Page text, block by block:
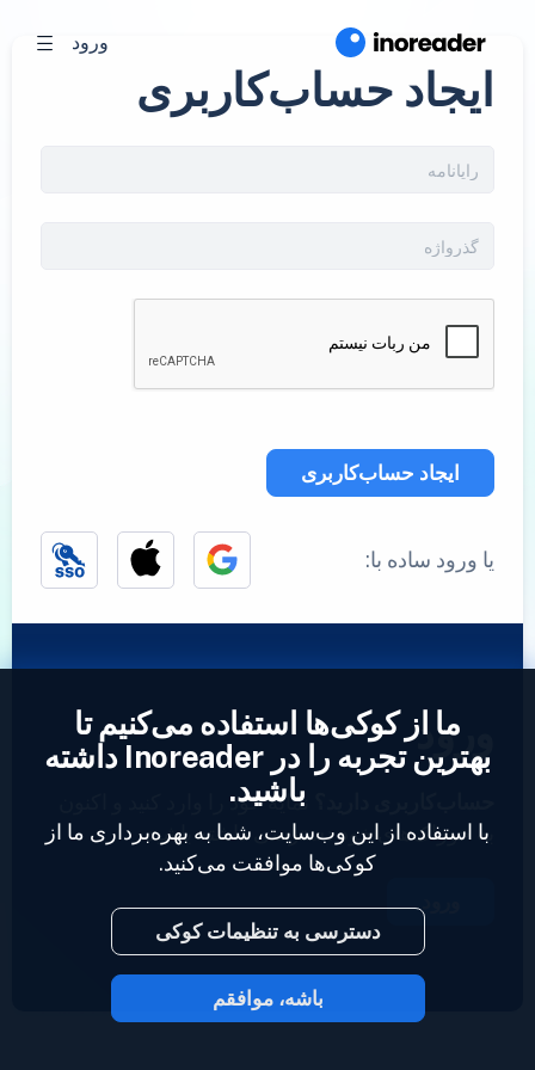
ورود
ایجاد حساب‌کاربری
ایجاد حساب‌کاربری
یا ورود ساده با:
ورود
نمایه خود را وارد کنید و اکنون
به خوراک‌های خود دسترسی داشته باشید.
2023 © Inoreader
ما از کوکی‌ها استفاده می‌کنیم تا
بهترین تجربه را در Inoreader داشته
باشید.
با استفاده از این وب‌سایت، شما به بهره‌برداری ما از
کوکی‌ها موافقت می‌کنید.
دسترسی به تنظیمات کوکی
باشه، موافقم